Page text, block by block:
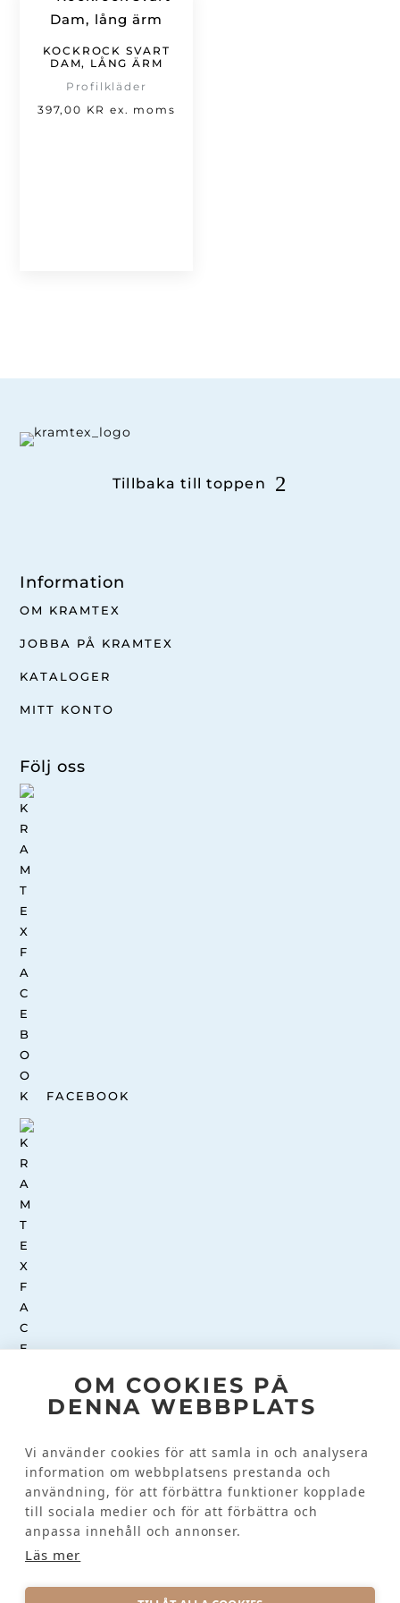
OM COOKIES PÅ
DENNA WEBBPLATS
Vi använder cookies för att samla in och analysera
information om webbplatsens prestanda och
användning, för att förbättra funktioner kopplade
till sociala medier och för att förbättra och
anpassa innehåll och annonser.
Läs mer
KOCKROCK SVART
DAM, LÅNG ÄRM
Profilkläder
397,00 KR ex. moms
Tillbaka till toppen
Information
OM KRAMTEX
JOBBA PÅ KRAMTEX
KATALOGER
MITT KONTO
Följ oss
FACEBOOK
Kundinformation
KONTAKTA OSS
VANLIGA FRÅGOR